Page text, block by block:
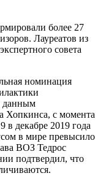
более 27
Лауреатов из
совета
номинация
данным
Хопкинса, с момента
декабре 2019 года
в мире превысило
ВОЗ Тедрос
подтвердил, что